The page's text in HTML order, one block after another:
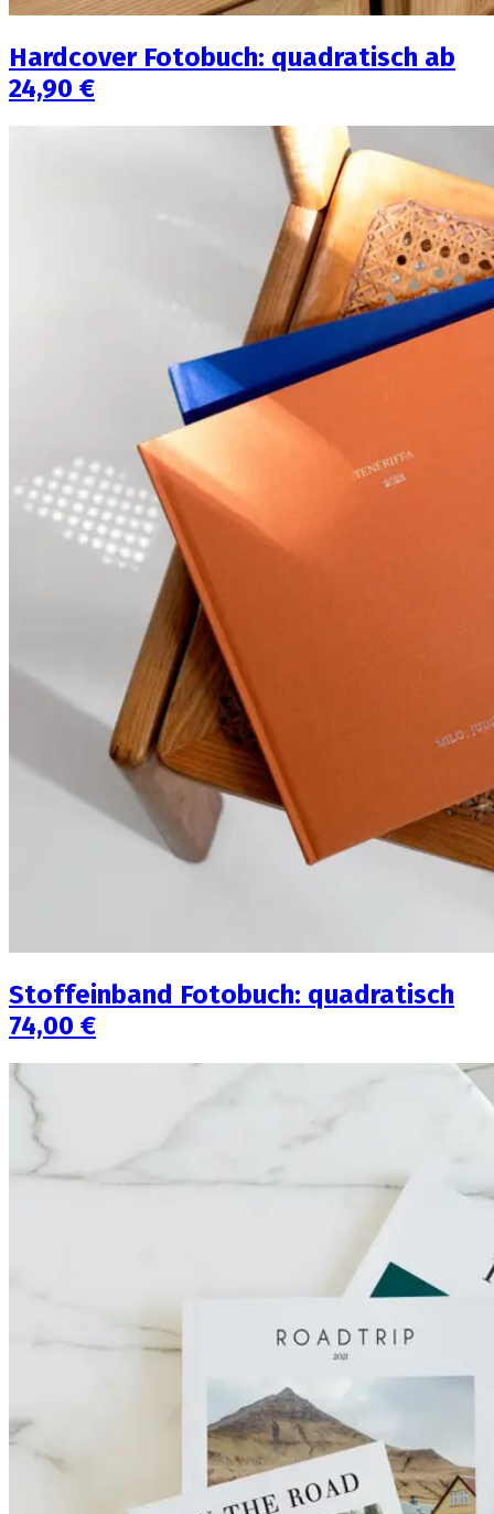
Hardcover Fotobuch: quadratisch ab
24,90 €
Stoffeinband Fotobuch: quadratisch
74,00 €